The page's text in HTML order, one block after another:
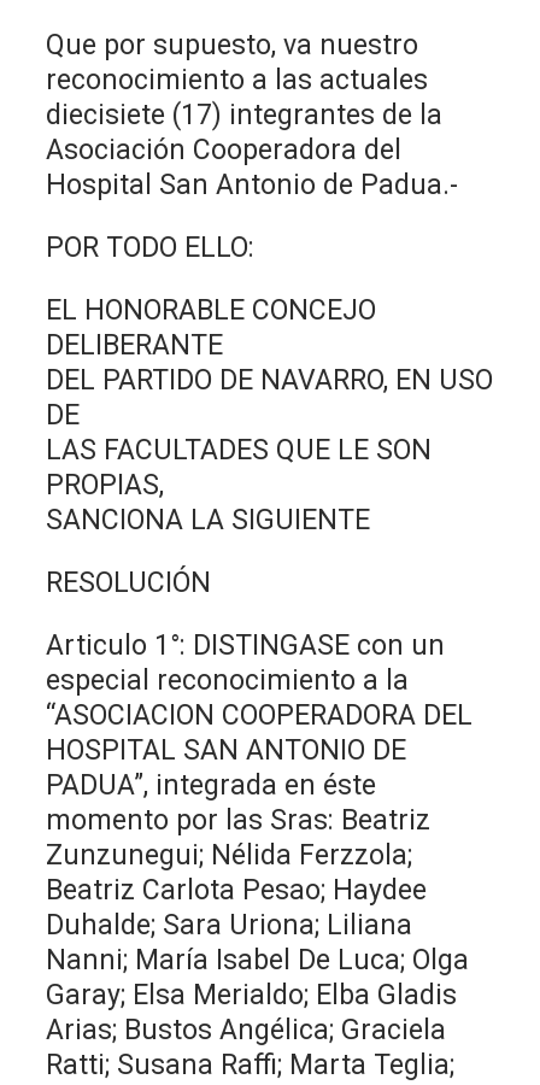
Que por supuesto, va nuestro
reconocimiento a las actuales
diecisiete (17) integrantes de la
Asociación Cooperadora del
Hospital San Antonio de Padua.-
POR TODO ELLO:
EL HONORABLE CONCEJO
DELIBERANTE
DEL PARTIDO DE NAVARRO, EN USO
DE
LAS FACULTADES QUE LE SON
PROPIAS,
SANCIONA LA SIGUIENTE
RESOLUCIÓN
Articulo 1°: DISTINGASE con un
especial reconocimiento a la
“ASOCIACION COOPERADORA DEL
HOSPITAL SAN ANTONIO DE
PADUA”, integrada en éste
momento por las Sras: Beatriz
Zunzunegui; Nélida Ferzzola;
Beatriz Carlota Pesao; Haydee
Duhalde; Sara Uriona; Liliana
Nanni; María Isabel De Luca; Olga
Garay; Elsa Merialdo; Elba Gladis
Arias; Bustos Angélica; Graciela
Ratti; Susana Raffi; Marta Teglia;